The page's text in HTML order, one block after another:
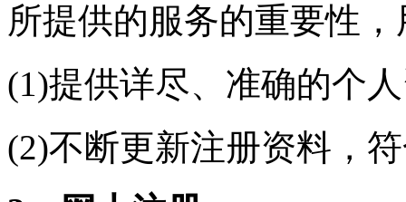
所提供的服务的重要性
(1)提供详尽、准确的个
(2)不断更新注册资料，